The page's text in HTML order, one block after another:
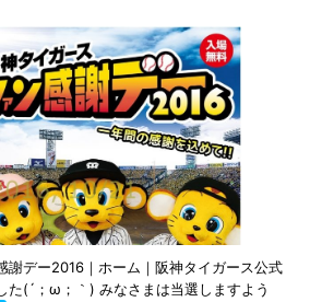
謝デー2016｜ホーム｜阪神タイガース公式
た(´；ω；｀) みなさまは当選しますよう